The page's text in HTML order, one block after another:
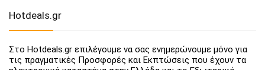
Hotdeals.gr
Στο Hotdeals.gr επιλέγουμε να σας ενημερώνουμε μόνο για
τις πραγματικές Προσφορές και Εκπτώσεις που έχουν τα